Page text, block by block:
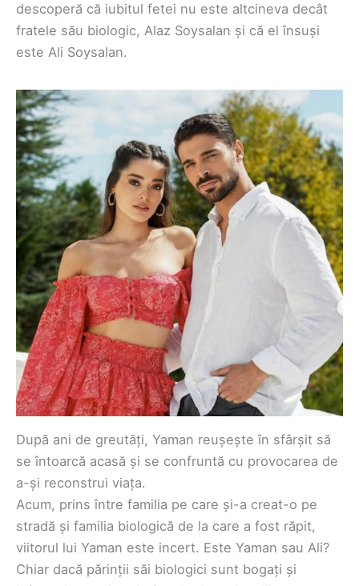
descoperă că iubitul fetei nu este altcineva decât
fratele său biologic, Alaz Soysalan și că el însuși
este Ali Soysalan.
După ani de greutăți, Yaman reușește în sfârșit să
se întoarcă acasă și se confruntă cu provocarea de
a-și reconstrui viața.
Acum, prins între familia pe care și-a creat-o pe
stradă și familia biologică de la care a fost răpit,
viitorul lui Yaman este incert. Este Yaman sau Ali?
Chiar dacă părinții săi biologici sunt bogați și